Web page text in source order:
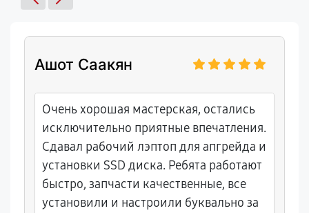
Ашот Саакян
Очень хорошая мастерская, остались
исключительно приятные впечатления.
Сдавал рабочий лэптоп для апгрейда и
установки SSD диска. Ребята работают
быстро, запчасти качественные, все
установили и настроили буквально за